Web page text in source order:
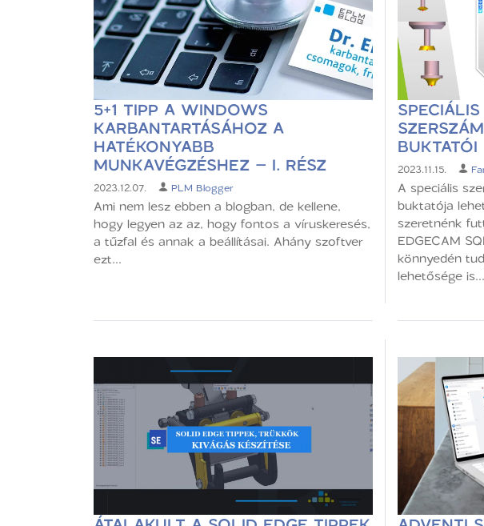
5+1 TIPP A WINDOWS
KARBANTARTÁSÁHOZ A
HATÉKONYABB
MUNKAVÉGZÉSHEZ – I. RÉSZ
2023.12.07. PLM Blogger
Ami nem lesz ebben a blogban, de kellene,
hogy legyen az az, hogy fontos a víruskeresés,
a tűzfal és annak a beállításai. Ahány szoftver
ezt...
BUKTATÓI
2023.11.15.
A speciális
buktatója
szeretnénk
EDGECAM
könnyedén
lehetősége is...